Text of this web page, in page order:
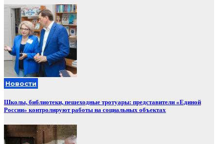
Новости
Школы, библиотеки, пешеходные тротуары: представители «Единой
России» контролируют работы на социальных объектах